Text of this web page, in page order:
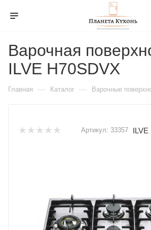
Варочная
ILVE H70SDVX
Главная — Каталог — Варочные
Артикул: 33357 ILVE